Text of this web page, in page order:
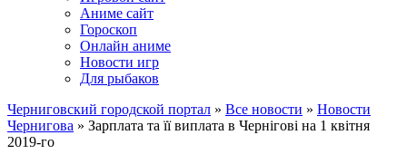
Аниме сайт
Гороскоп
Онлайн аниме
Новости игр
Для рыбаков
Черниговский городской портал » Все новости » Новости
Чернигова » Зарплата та її виплата в Чернігові на 1 квітня
2019-го